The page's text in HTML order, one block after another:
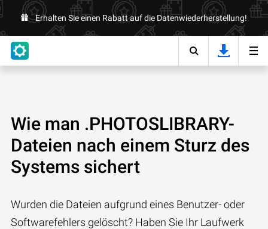
Erhalten Sie einen Rabatt auf die Datenwiederherstellung!
Wie man .PHOTOSLIBRARY-
Dateien nach einem Sturz des
Systems sichert
Wurden die Dateien aufgrund eines Benutzer- oder
Softwarefehlers gelöscht? Haben Sie Ihr Laufwerk